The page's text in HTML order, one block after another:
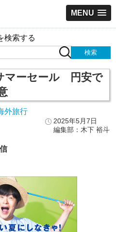
MENU
検索する
マーセール 円安で
外旅行
2025年5月7日
編集部：木下 裕斗